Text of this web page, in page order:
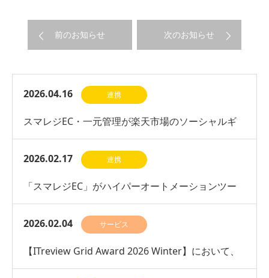
前のお知らせ 次のお知らせ
2026.04.16 連携
スマレジEC・一元管理が楽天市場のソーシャルギ
フト機能に対応開始
2026.02.17 連携
「スマレジEC」がハイパーオートメーションツー
ル「Yoom」とのAPI連携開始
2026.02.04 サービス
【ITreview Grid Award 2026 Winter】において、